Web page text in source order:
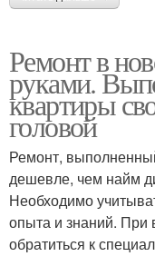
Ремонт в
руками.
квартиры
головой
Ремонт,
дешевле, чем найм
Необходимо
опыта и знаний. При
обратиться к